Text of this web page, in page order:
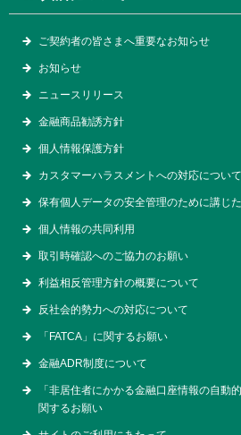
ご契約者の皆さまへ重要なお知らせ
お知らせ
ニュースリリース
金融商品勧誘方針
個人情報保護方針
カスタマーハラスメントへの対応について
保有個人データの安全管理のために講じ
個人情報の共同利用
取引時確認へのご協力のお願い
利益相反管理方針の概要について
反社会的勢力への対応について
「FATCA」に関するお願い
金融ADR制度について
「非居住者にかかる金融口座情報の自動
関するお願い